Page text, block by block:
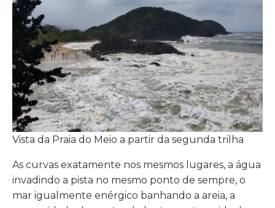
Vista da Praia do Meio a partir da segunda trilha
As curvas exatamente nos mesmos lugares, a água
invadindo a pista no mesmo ponto de sempre, o
mar igualmente enérgico banhando a areia, a